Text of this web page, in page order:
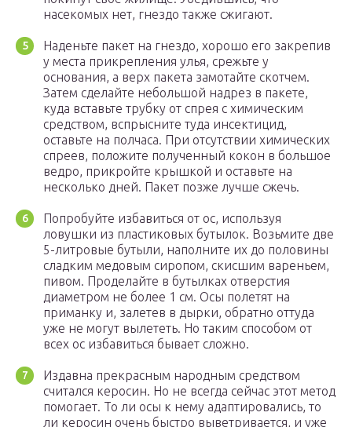
насекомых нет, гнездо также сжигают.
Наденьте пакет на гнездо, хорошо его закрепив
у места прикрепления улья, срежьте у
основания, а верх пакета замотайте скотчем.
Затем сделайте небольшой надрез в пакете,
куда вставьте трубку от спрея с химическим
средством, вспрысните туда инсектицид,
оставьте на полчаса. При отсутствии химических
спреев, положите полученный кокон в большое
ведро, прикройте крышкой и оставьте на
несколько дней. Пакет позже лучше сжечь.
Попробуйте избавиться от ос, используя
ловушки из пластиковых бутылок. Возьмите две
5-литровые бутыли, наполните их до половины
сладким медовым сиропом, скисшим вареньем,
пивом. Проделайте в бутылках отверстия
диаметром не более 1 см. Осы полетят на
приманку и, залетев в дырки, обратно оттуда
уже не могут вылететь. Но таким способом от
всех ос избавиться бывает сложно.
Издавна прекрасным народным средством
считался керосин. Но не всегда сейчас этот метод
помогает. То ли осы к нему адаптировались, то
ли керосин очень быстро выветривается, и уже